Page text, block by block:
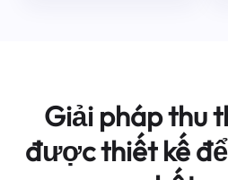
Giải pháp thu
được thiết kế